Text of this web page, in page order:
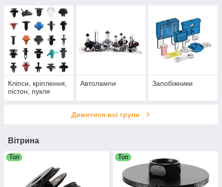
Кліпси, кріплення,
пістон, пукля
Автолампи Запобіжники
Дивитися всі групи
Вітрина
Топ Топ